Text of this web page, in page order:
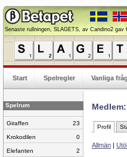
Senaste rullningen, SLAGETS, av Candino2 gav
Start Spelregler Vanliga
Spelrum
Giraffen 23
Krokodilen 0
Elefanten
2
Profil
Allmän |